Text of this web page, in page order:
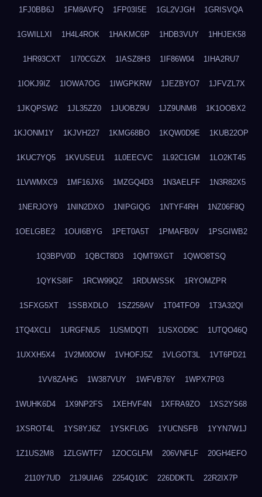
1FJ0BB6J 1FM8AVFQ 1FP03I5E 1GL2VJGH 1GRISVQA
1GWILLXI 1H4L4ROK 1HAKMC6P 1HDB3VUY 1HHJEK58
1HR93CXT 1I70CGZX 1IASZ8H3 1IF86W04 1IHA2RU7
1IOKJ9IZ 1IOWA7OG 1IWGPKRW 1JEZBYO7 1JFVZL7X
1JKQPSW2 1JL35ZZ0 1JUOBZ9U 1JZ9UNM8 1K1OOBX2
1KJONM1Y 1KJVH227 1KMG68BO 1KQW0D9E 1KUB22OP
1KUC7YQ5 1KVUSEU1 1L0EECVC 1L92C1GM 1LO2KT45
1LVWMXC9 1MF16JX6 1MZGQ4D3 1N3AELFF 1N3R82X5
1NERJOY9 1NIN2DXO 1NIPGIQG 1NTYF4RH 1NZ06F8Q
1OELGBE2 1OUI6BYG 1PET0A5T 1PMAFB0V 1PSGIWB2
1Q3BPV0D 1QBCT8D3 1QMT9XGT 1QWO8TSQ
1QYKS8IF 1RCW99QZ 1RDUWSSK 1RYOMZPR
1SFXG5XT 1SSBXDLO 1SZ258AV 1T04TFO9 1T3A32QI
1TQ4XCLI 1URGFNU5 1USMDQTI 1USXOD9C 1UTQO46Q
1UXXH5X4 1V2M00OW 1VHOFJ5Z 1VLGOT3L 1VT6PD21
1VV8ZAHG 1W387VUY 1WFVB76Y 1WPX7P03
1WUHK6D4 1X9NP2FS 1XEHVF4N 1XFRA9ZO 1XS2YS68
1XSROT4L 1YS8YJ6Z 1YSKFL0G 1YUCNSFB 1YYN7W1J
1Z1US2M8 1ZLGWTF7 1ZOCGLFM 206VNFLF 20GH4EFO
2110Y7UD 21J9UIA6 2254Q10C 226DDKTL 22R2IX7P